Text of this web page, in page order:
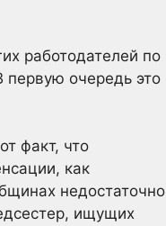
работодателей по
первую очередь это
факт, что
как
недостаточно
ищущих